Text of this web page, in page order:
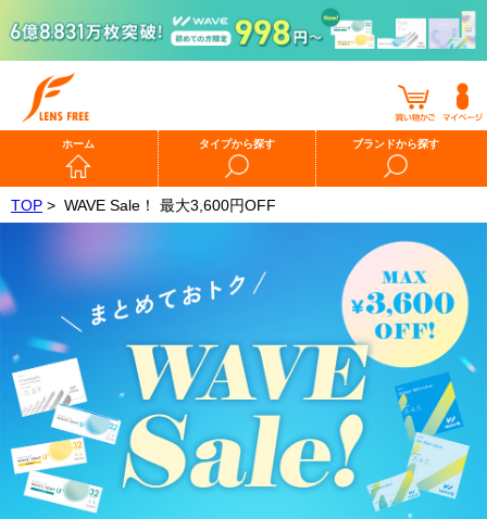
ホーム タイプから探す ブランドから探す
TOP > WAVE Sale！ 最大3,600円OFF